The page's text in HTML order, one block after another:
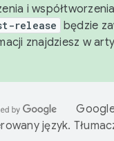
i
release będzie
znajdziesz w
język.